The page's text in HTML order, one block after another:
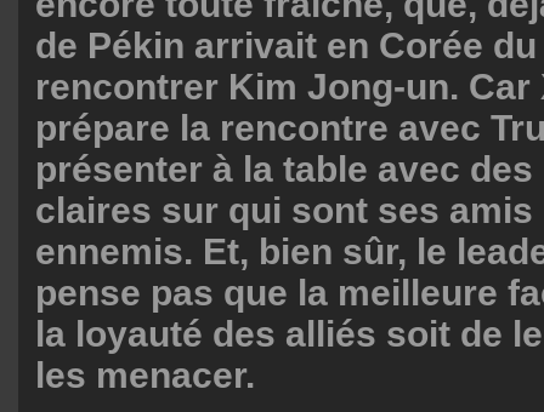
de Pékin arrivait en Corée
rencontrer Kim Jong-un. Car
prépare la rencontre avec
présenter à la table avec
claires sur qui sont ses
ennemis. Et, bien sûr, le
pense pas que la meilleure
la loyauté des alliés soit de
les menacer.